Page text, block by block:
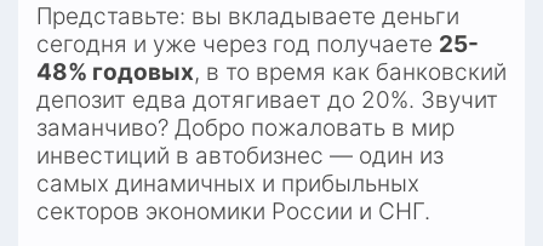
Представьте: вы вкладываете деньги
сегодня и уже через год получаете 25-
48% годовых, в то время как банковский
депозит едва дотягивает до 20%. Звучит
заманчиво? Добро пожаловать в мир
инвестиций в автобизнес — один из
самых динамичных и прибыльных
секторов экономики России и СНГ.